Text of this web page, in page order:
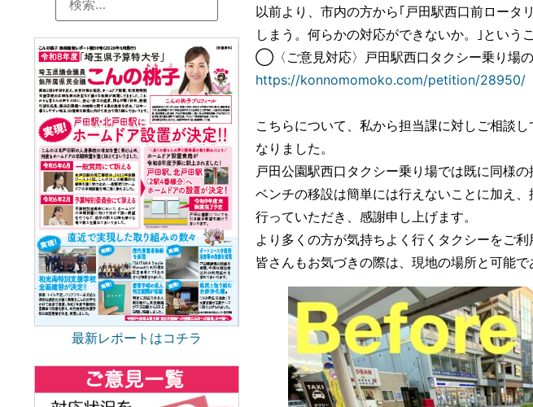
最新レポートはコチラ
以前より、市内の方から｢戸田駅西口前ロータ
しまう。何らかの対応ができないか。｣という
◯〈ご意見対応〉戸田駅西口タクシー乗り場
https://konnomomoko.com/petition/28950/
こちらについて、私から担当課に対しご相談
なりました。
戸田公園駅西口タクシー乗り場では既に同様
ベンチの移設は簡単には行えないことに加え
行っていただき、感謝申し上げます。
より多くの方が気持ちよく行くタクシーをご利
皆さんもお気づきの際は、現地の場所と可能